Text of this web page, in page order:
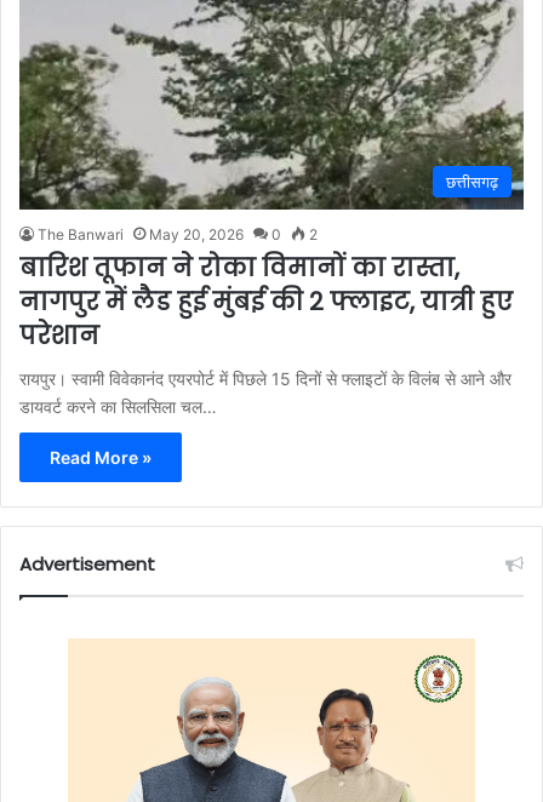
छत्तीसगढ़
The Banwari May 20, 2026 0 2
बारिश तूफान ने रोका विमानों का रास्ता,
नागपुर में लैड हुई मुंबई की 2 फ्लाइट, यात्री हुए
परेशान
रायपुर। स्वामी विवेकानंद एयरपोर्ट में पिछले 15 दिनों से फ्लाइटों के विलंब से आने और
डायवर्ट करने का सिलसिला चल…
Read More »
Advertisement